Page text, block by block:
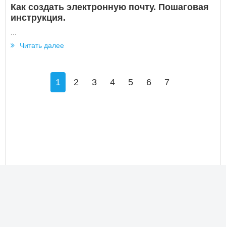
Как создать электронную почту. Пошаговая
инструкция.
Читать далее
1 2 3 4 5 6 7